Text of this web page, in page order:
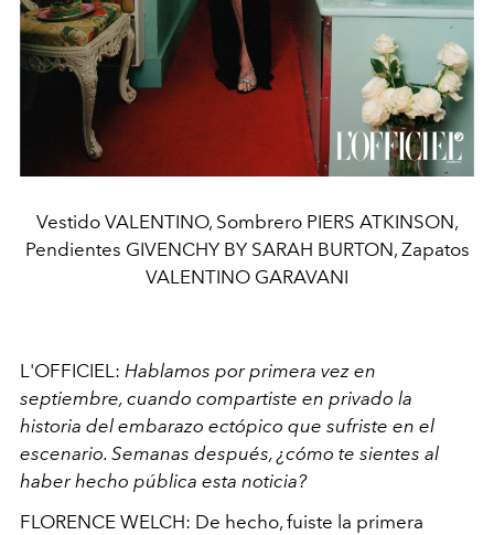
Vestido VALENTINO, Sombrero PIERS ATKINSON,
Pendientes GIVENCHY BY SARAH BURTON, Zapatos
VALENTINO GARAVANI
L'OFFICIEL: Hablamos por primera vez en
septiembre, cuando compartiste en privado la
historia del embarazo ectópico que sufriste en el
escenario. Semanas después, ¿cómo te sientes al
haber hecho pública esta noticia?
FLORENCE WELCH: De hecho, fuiste la primera